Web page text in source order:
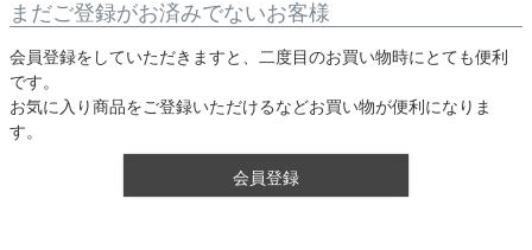
まだご登録がお済みでないお客様
会員登録をしていただきますと、二度目のお買い物時にとても便利
です。
お気に入り商品をご登録いただけるなどお買い物が便利になりま
す。
会員登録